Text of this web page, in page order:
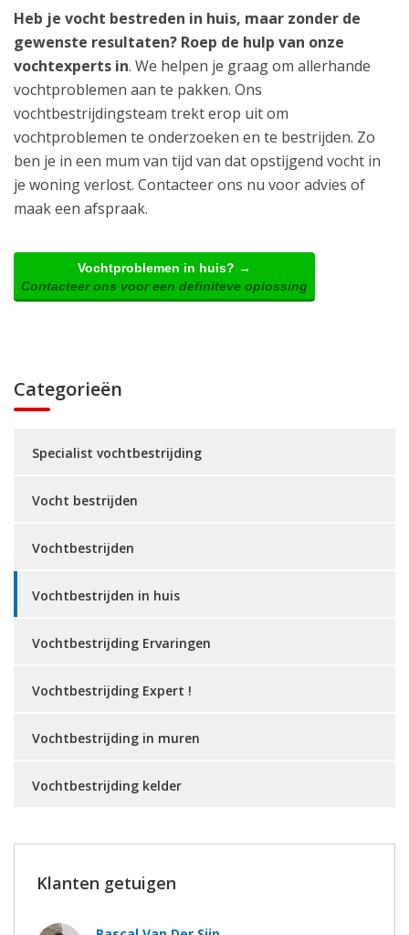
Heb je vocht bestreden in huis, maar zonder de
gewenste resultaten? Roep de hulp van onze
vochtexperts in. We helpen je graag om allerhande
vochtproblemen aan te pakken. Ons
vochtbestrijdingsteam trekt erop uit om
vochtproblemen te onderzoeken en te bestrijden. Zo
ben je in een mum van tijd van dat opstijgend vocht in
je woning verlost. Contacteer ons nu voor advies of
maak een afspraak.
Vochtproblemen in huis? →
Contacteer ons voor een definiteve oplossing
Categorieën
Specialist vochtbestrijding
Vocht bestrijden
Vochtbestrijden
Vochtbestrijden in huis
Vochtbestrijding Ervaringen
Vochtbestrijding Expert !
Vochtbestrijding in muren
Vochtbestrijding kelder
Klanten getuigen